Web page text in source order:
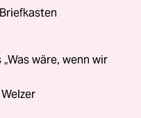
wäre, wenn wir